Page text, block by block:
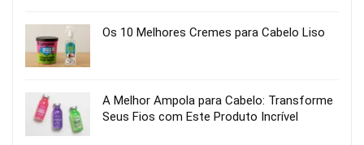
Os 10 Melhores Cremes para Cabelo Liso
A Melhor Ampola para Cabelo: Transforme
Seus Fios com Este Produto Incrível